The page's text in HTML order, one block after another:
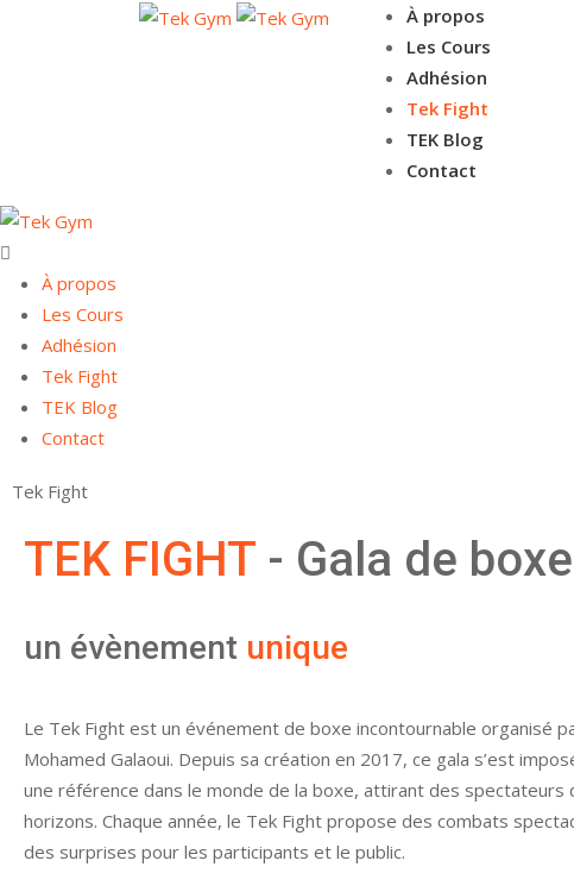
À propos
Les Cours
Adhésion
Tek Fight
TEK Blog
Contact
À propos
Les Cours
Adhésion
Tek Fight
TEK Blog
Contact
Tek Fight
TEK FIGHT - Gala de
un évènement unique
Le Tek Fight est un événement de boxe incontournable organisé
Mohamed Galaoui. Depuis sa création en 2017, ce gala s’est
une référence dans le monde de la boxe, attirant des spectateurs
horizons. Chaque année, le Tek Fight propose des combats
des surprises pour les participants et le public.